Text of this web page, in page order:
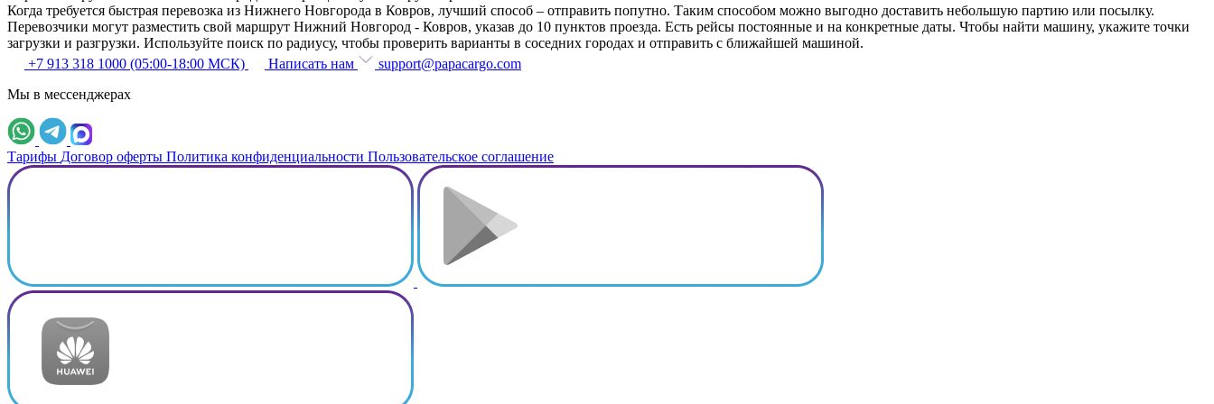
Когда требуется быстрая перевозка из Нижнего Новгорода в Ковров, лучший способ – отправить попутно. Таким способом можно выгодно доставить небольшую партию или посылку.
Перевозчики могут разместить свой маршрут Нижний Новгород - Ковров, указав до 10 пунктов проезда. Есть рейсы постоянные и на конкретные даты. Чтобы найти машину, укажите точки
загрузки и разгрузки. Используйте поиск по радиусу, чтобы проверить варианты в соседних городах и отправить с ближайшей машиной.
+7 913 318 1000 (05:00-18:00 МСК)
Написать нам
support@papacargo.com
Мы в мессенджерах
Тарифы Договор оферты Политика конфиденциальности Пользовательское соглашение